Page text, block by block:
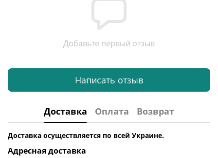
Добавьте первый отзыв
Написать отзыв
Доставка Оплата Возврат
Доставка осуществляется по всей Украине.
Адресная доставка